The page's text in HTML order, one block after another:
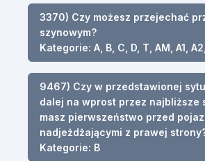
3370) Czy możesz przejechać
szynowym?
Kategorie: A, B, C, D, T, AM, A1, A2,
9467) Czy w przedstawionej
dalej na wprost przez najbliższe
masz pierwszeństwo przed
nadjeżdżającymi z prawej
Kategorie: B